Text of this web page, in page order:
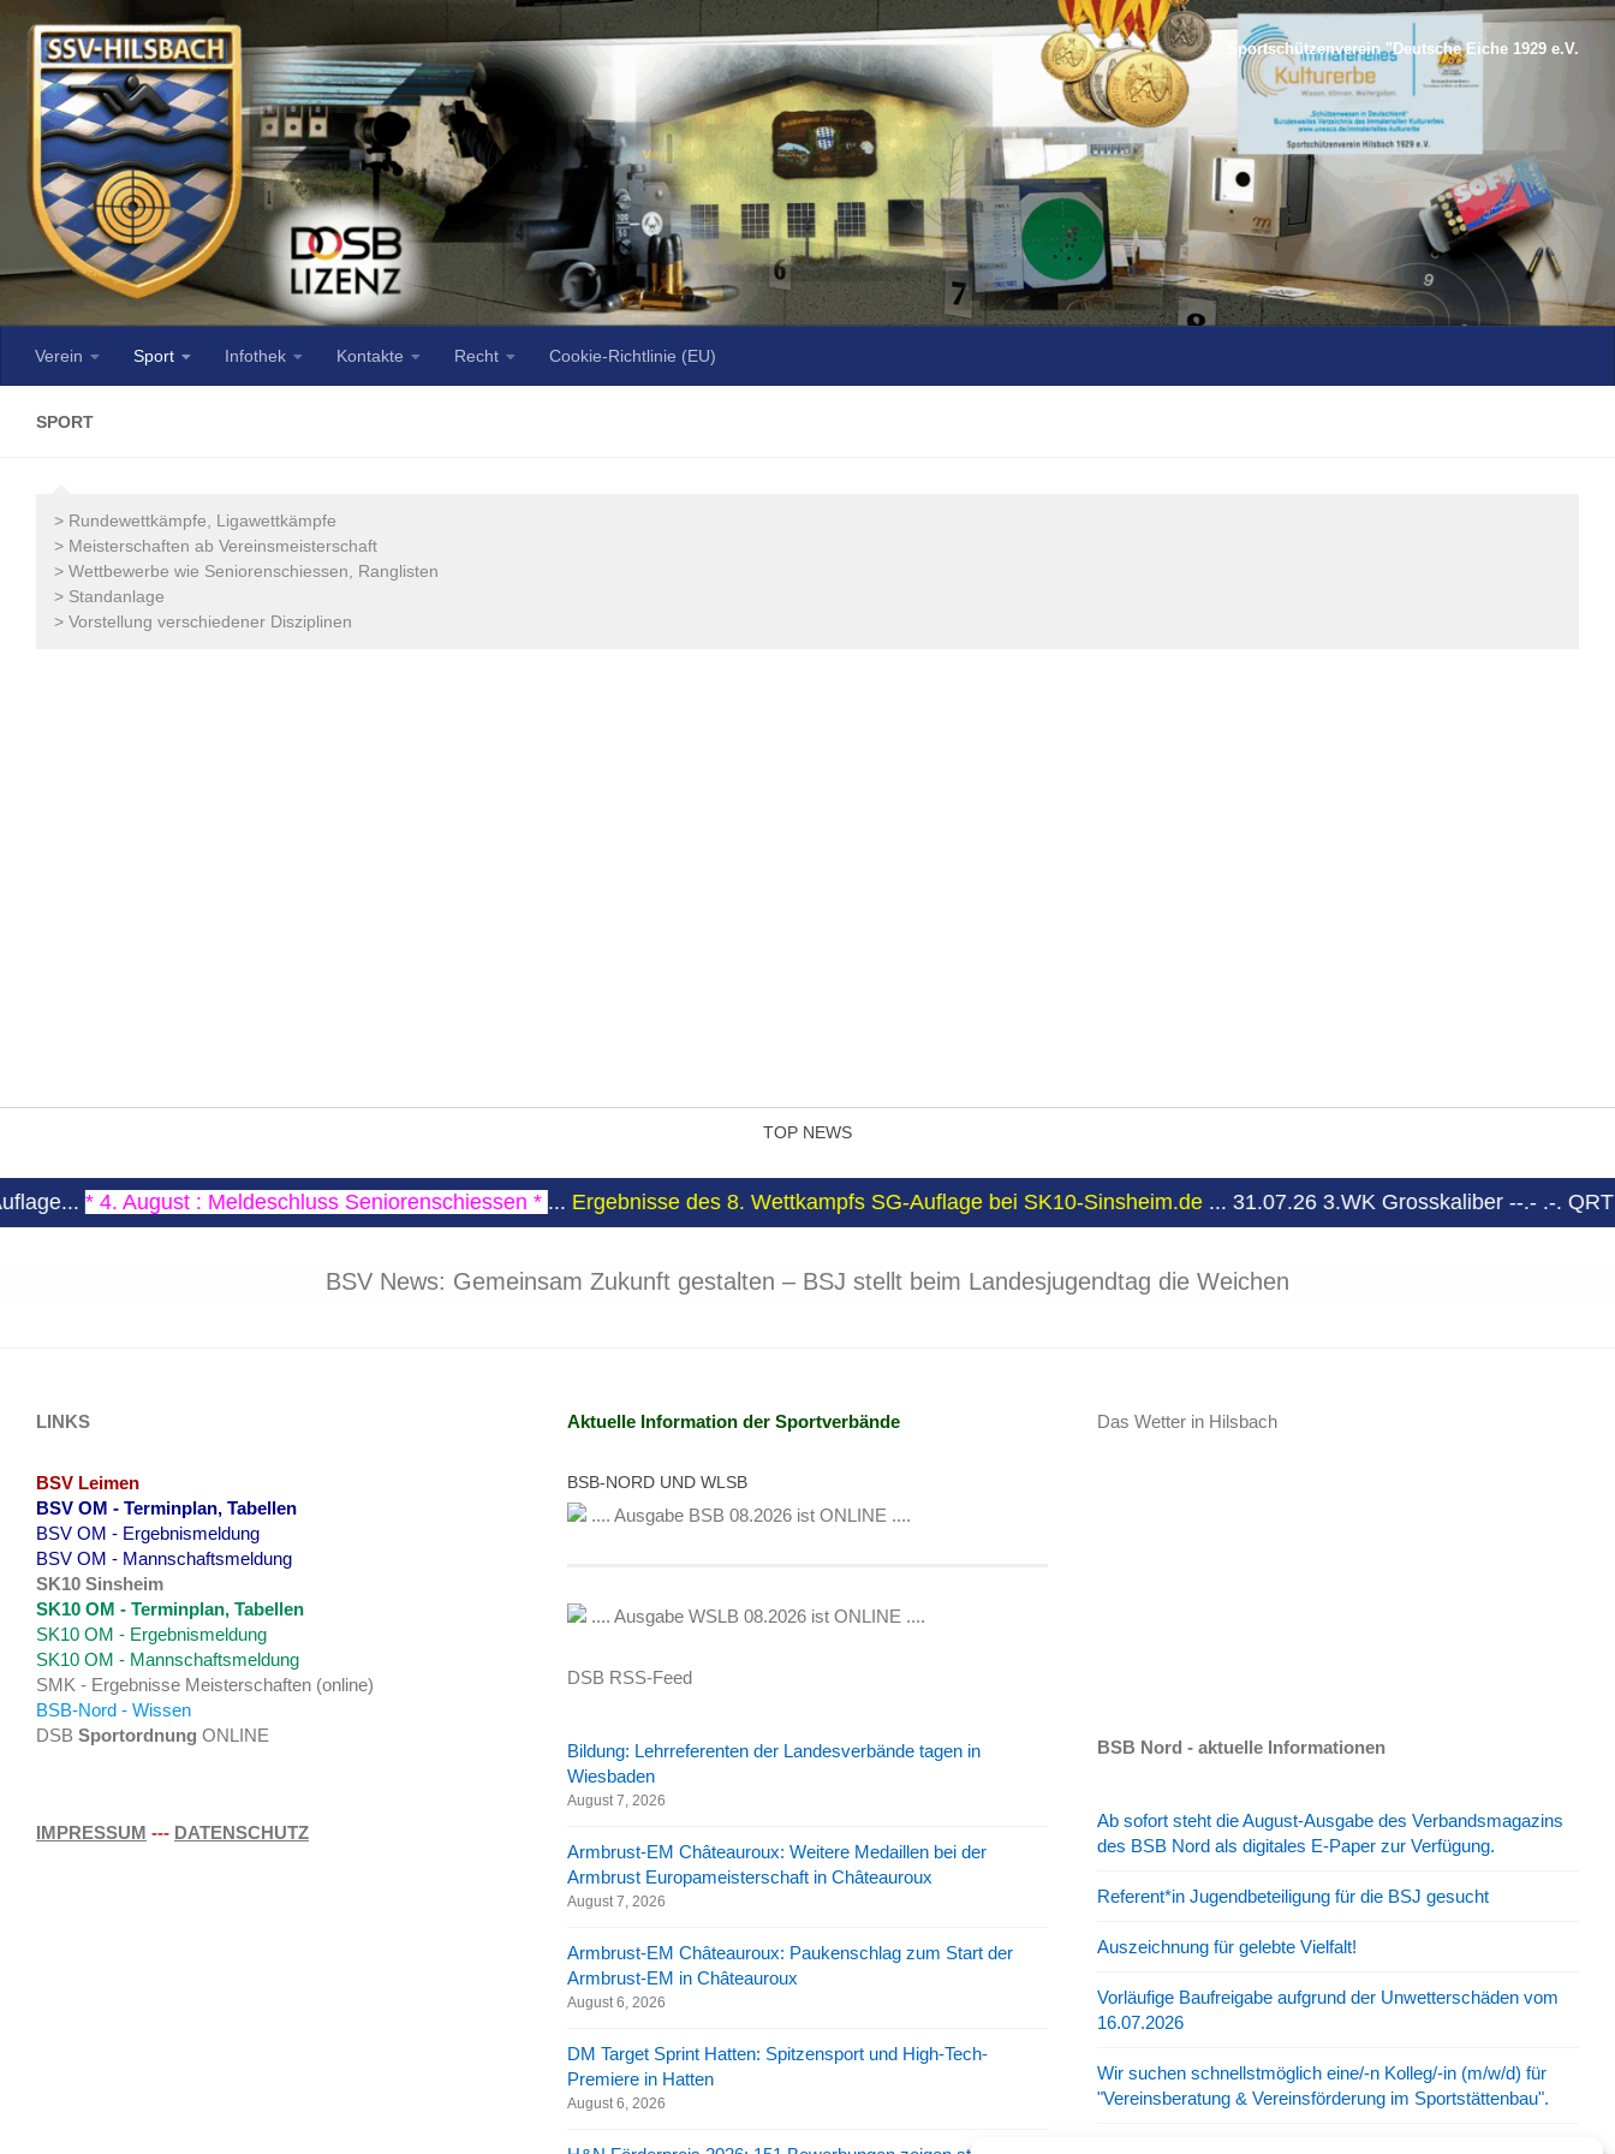
Sportschützenverein "Deutsche Eiche 1929 e.V.
Verein Sport Infothek Kontakte Recht Cookie-Richtlinie (EU)
SPORT
> Rundewettkämpfe, Ligawettkämpfe
> Meisterschaften ab Vereinsmeisterschaft
> Wettbewerbe wie Seniorenschiessen, Ranglisten
> Standanlage
> Vorstellung verschiedener Disziplinen
TOP NEWS
: Meldeschluss Seniorenschiessen *...Ergebnisse des 8. Wettkampfs SG-Auflage bei SK10-Sinsheim.de...31.07.26 3.WK Grosskaliber--.- .-. QRT
BSV News: Gemeinsam Zukunft gestalten – BSJ stellt beim Landesjugendtag die Weichen
LINKS
BSV Leimen
BSV OM - Terminplan, Tabellen
BSV OM - Ergebnismeldung
BSV OM - Mannschaftsmeldung
SK10 Sinsheim
SK10 OM - Terminplan, Tabellen
SK10 OM - Ergebnismeldung
SK10 OM - Mannschaftsmeldung
SMK - Ergebnisse Meisterschaften (online)
BSB-Nord - Wissen
DSB Sportordnung ONLINE
IMPRESSUM --- DATENSCHUTZ
Aktuelle Information der Sportverbände
BSB-NORD UND WLSB
.... Ausgabe BSB 08.2026 ist ONLINE ....
.... Ausgabe WSLB 08.2026 ist ONLINE ....
DSB RSS-Feed
Bildung: Lehrreferenten der Landesverbände tagen in
Wiesbaden
August 7, 2026
Armbrust-EM Châteauroux: Weitere Medaillen bei der
Armbrust Europameisterschaft in Châteauroux
August 7, 2026
Armbrust-EM Châteauroux: Paukenschlag zum Start der
Armbrust-EM in Châteauroux
August 6, 2026
DM Target Sprint Hatten: Spitzensport und High-Tech-
Premiere in Hatten
August 6, 2026
Das Wetter in Hilsbach
BSB Nord - aktuelle Informationen
Ab sofort steht die August-Ausgabe des Verbandsmagazins
des BSB Nord als digitales E-Paper zur Verfügung.
Referent*in Jugendbeteiligung für die BSJ gesucht
Auszeichnung für gelebte Vielfalt!
Vorläufige Baufreigabe aufgrund der Unwetterschäden vom
16.07.2026
Wir suchen schnellstmöglich eine/-n Kolleg/-in (m/w/d) für
"Vereinsberatung & Vereinsförderung im Sportstättenbau".